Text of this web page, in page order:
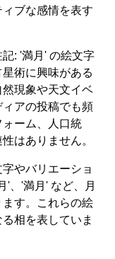
ブな感情を表す
: '満月' の絵文字
術に興味がある
現象や天文イベ
アの投稿でも頻
ーム、人口統
はありません。
やバリエーショ
'、'満月' など、月
す。これらの絵
相を表していま